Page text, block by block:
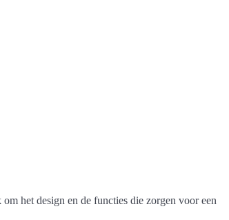
het design en de functies die zorgen voor een